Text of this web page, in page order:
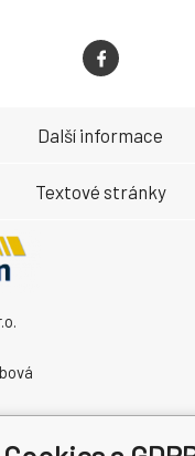
Další informace
Textové stránky